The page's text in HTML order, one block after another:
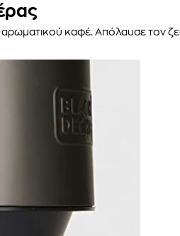
αρωματικού καφέ. Απόλαυσε τον